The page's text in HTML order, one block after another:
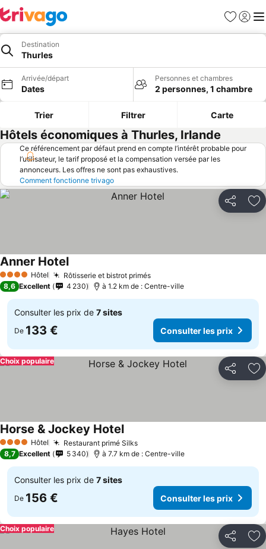
Favoris
Se
Destination
Thurles
Arrivée/départ
Dates
Personnes et chambres
2 personnes, 1 chambre
Trier Filtrer Carte
Hôtels économiques à Thurles, Irlande
Ce référencement par défaut prend en compte l’intérêt probable pour
l’utilisateur, le tarif proposé et la compensation versée par les
annonceurs. Les offres ne sont pas exhaustives.
Comment fonctionne trivago
Partager
4 Étoiles Hôtel Rôtisserie et bistrot primésConsulter les prix
Anner HotelConsulter les prix
8,6 Excellent 4 230 à 1.2 km de : Centre-ville
Consulter les prix de 7 sites
De 133 € Consulter les prix
Partager
Choix populaire
4 Étoiles Hôtel Restaurant primé SilksConsulter les prix
Horse & Jockey HotelConsulter les prix
8,7 Excellent 5 340 à 7.7 km de : Centre-ville
Consulter les prix de 7 sites
De 156 € Consulter les prix
Partager
Choix populaire